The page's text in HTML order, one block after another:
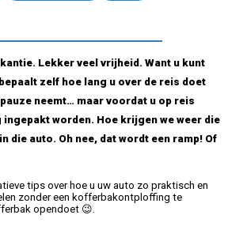
Lekker veel vrijheid. Want u kunt
zelf hoe lang u over de reis doet
neemt… maar voordat u op reis
worden. Hoe krijgen we weer die
die auto. Oh nee, dat wordt een ramp! Of
tips over hoe u uw auto zo praktisch en
zonder een kofferbakontploffing te
opendoet 😉.